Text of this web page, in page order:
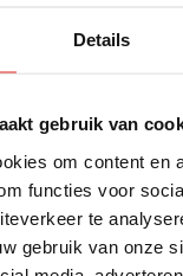
Details
gebruik van
om content en
functies voor
te
gebruik van onze
Goed
, thuis
Een
in mijn